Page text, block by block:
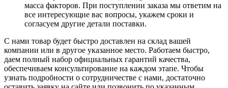
масса факторов. При поступлении заказа мы ответим на
все интересующие вас вопросы, укажем сроки и
согласуем другие детали поставки.
С нами товар будет быстро доставлен на склад вашей
компании или в другое указанное место. Работаем быстро,
даем полный набор официальных гарантий качества,
обеспечиваем консультирование на каждом этапе. Чтобы
узнать подробности о сотрудничестве с нами, достаточно